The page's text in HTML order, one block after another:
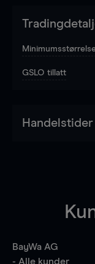
GSLO tillatt
BayWa AG
- Alle kunder